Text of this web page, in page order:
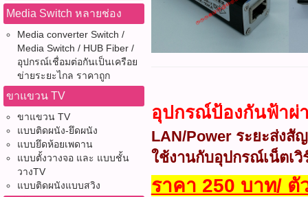
Media Switch หลายช่อง
Media converter Switch /
Media Switch / HUB Fiber /
อุปกรณ์เชื่อมต่อกันเป็นเครือย
ข่ายระยะไกล ราคาถูก
ขาแขวน TV
ขาแขวน TV
แบบติดผนัง-ยึดผนัง
แบบยึดห้อยเพดาน
แบบตั้งวางจอ และ แบบชั้น
วางTV
แบบติดผนังแบบสวิง
อุปกรณ์ป้องกันฟ้าผ่
LAN/Power ระยะส่งสั
ใช้งานกับอุปกรณ์เน็ตเวิ
ราคา 250 บาท/ ตั